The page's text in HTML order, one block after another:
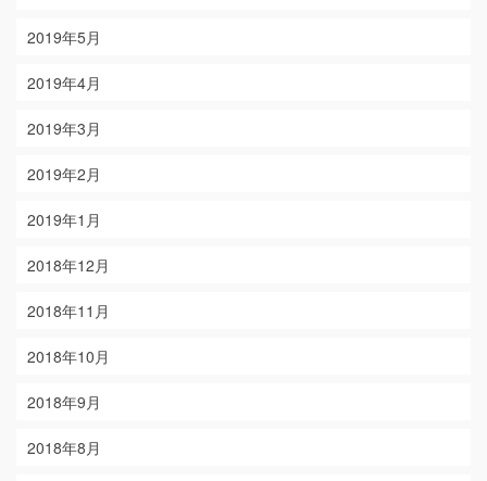
2019年5月
2019年4月
2019年3月
2019年2月
2019年1月
2018年12月
2018年11月
2018年10月
2018年9月
2018年8月